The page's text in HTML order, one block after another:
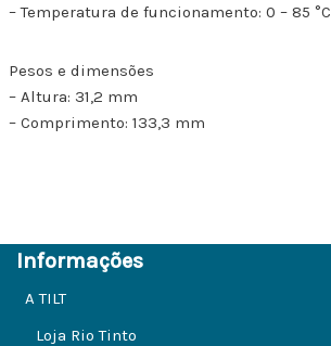
– Temperatura de funcionamento: 0 – 85 °C
Pesos e dimensões
– Altura: 31,2 mm
– Comprimento: 133,3 mm
Informações
A TILT
Loja Rio Tinto